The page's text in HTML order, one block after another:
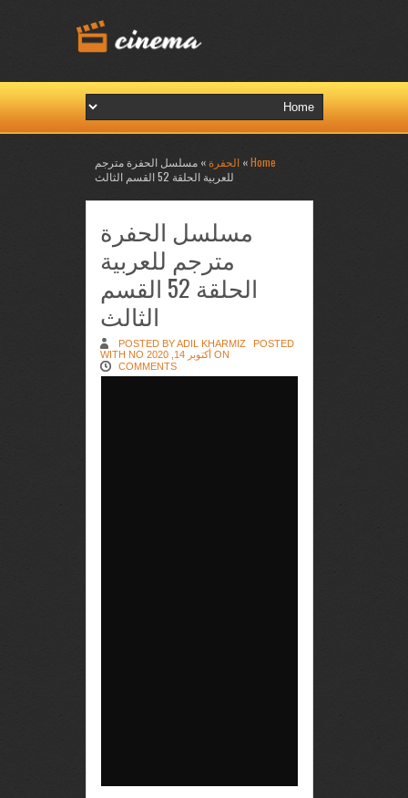
Home
» الحفرة» مسلسل الحفرة مترجم
للعربية الحلقة 52 القسم الثالث
مسلسل الحفرة
مترجم للعربية
الحلقة 52 القسم
الثالث
POSTED BY ADIL KHARMIZ
POSTED
ON أكتوبر 14, 2020 WITH
NO
COMMENTS